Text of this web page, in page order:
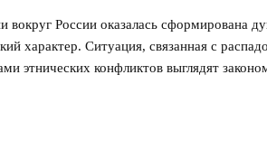
вокруг России оказалась сформирована
характер. Ситуация, связанная с
этнических конфликтов выглядят